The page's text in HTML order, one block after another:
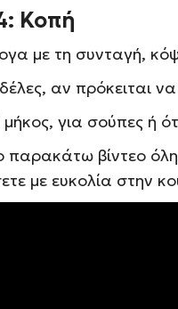
Κοπή
με τη συνταγή,
αν πρόκειται
για σούπες ή
παρακάτω βίντεο
με ευκολία στην